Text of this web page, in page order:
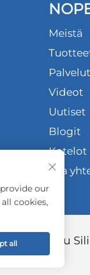
Meistä
Palvelut
Videot
Uutiset
Blogit
Kotelot
Ota
Hongyu
our
cookies,
all